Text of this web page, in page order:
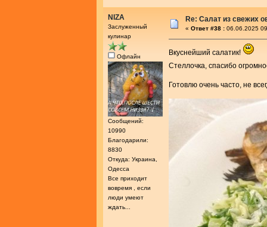
NIZA
Заслуженный
кулинар
Офлайн
Сообщений:
10990
Благодарили:
8830
Откуда: Украина,
Одесса
Все приходит
вовремя , если
люди умеют
ждать...
Re: Салат из свежих
« Ответ #38 : 06.06.2025
Вкуснейший салатик!
Стеллочка, спасибо
Готовлю очень часто, не